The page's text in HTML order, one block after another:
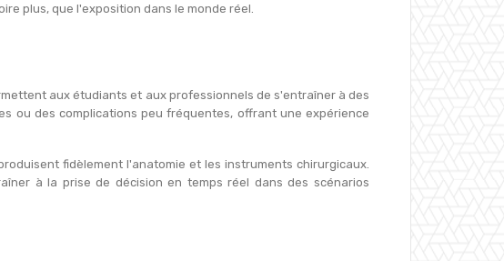
plus, que l'exposition dans le monde réel.
aux étudiants et aux professionnels de s'entraîner à des
ou des complications peu fréquentes, offrant une expérience
fidèlement l'anatomie et les instruments chirurgicaux.
à la prise de décision en temps réel dans des scénarios